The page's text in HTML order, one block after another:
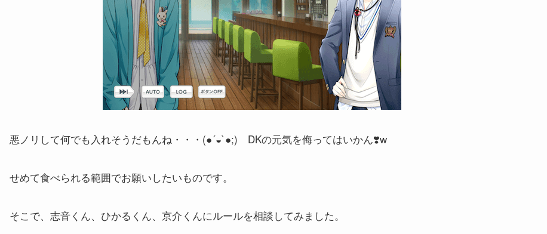
悪ノリして何でも入れそうだもんね・・・(●´◒`●;) DKの元気を侮ってはいかん❣️w
せめて食べられる範囲でお願いしたいものです。
そこで、志音くん、ひかるくん、京介くんにルールを相談してみました。